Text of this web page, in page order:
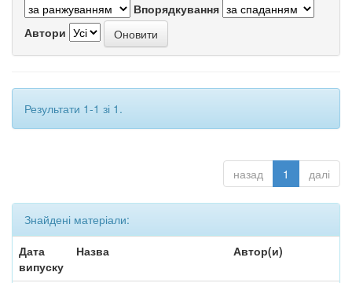
Впорядкування
Автори
Результати 1-1 зі 1.
назад 1 далі
Знайдені матеріали:
Дата
випуску
Назва Автор(и)